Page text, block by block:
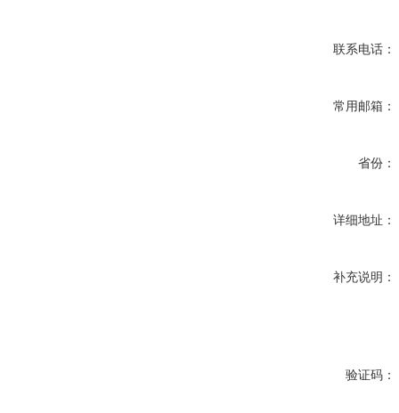
联系电话：
常用邮箱：
省份：
详细地址：
补充说明：
验证码：